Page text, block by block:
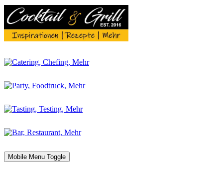
Mobile Menu Toggle